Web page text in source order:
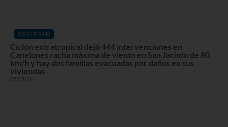
SOCIEDAD
Ciclón extratropical dejó 444 intervenciones en
Canelones racha máxima de viento en San Jacinto de 80
km/h y hay dos familias evacuadas por daños en sus
viviendas
07/08/26